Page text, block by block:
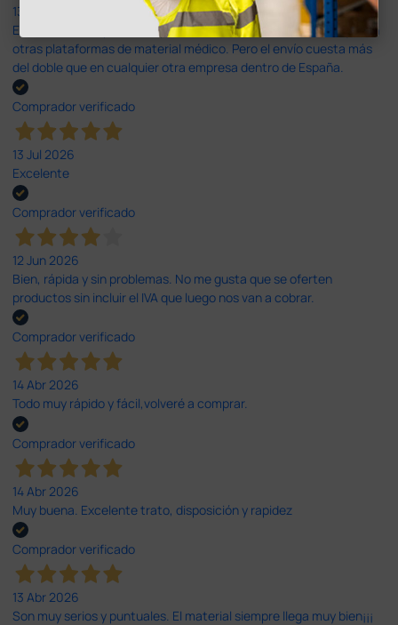
13 Jul 2026
Es fácil hacer el pedido. El producto, bastante mas barato que en
otras plataformas de material médico. Pero el envío cuesta más
del doble que en cualquier otra empresa dentro de España.
Comprador verificado
13 Jul 2026
Excelente
Comprador verificado
12 Jun 2026
Bien, rápida y sin problemas. No me gusta que se oferten
productos sin incluir el IVA que luego nos van a cobrar.
Comprador verificado
14 Abr 2026
Todo muy rápido y fácil,volveré a comprar.
Comprador verificado
14 Abr 2026
Muy buena. Excelente trato, disposición y rapidez
Comprador verificado
13 Abr 2026
Son muy serios y puntuales. El material siempre llega muy bien¡¡¡